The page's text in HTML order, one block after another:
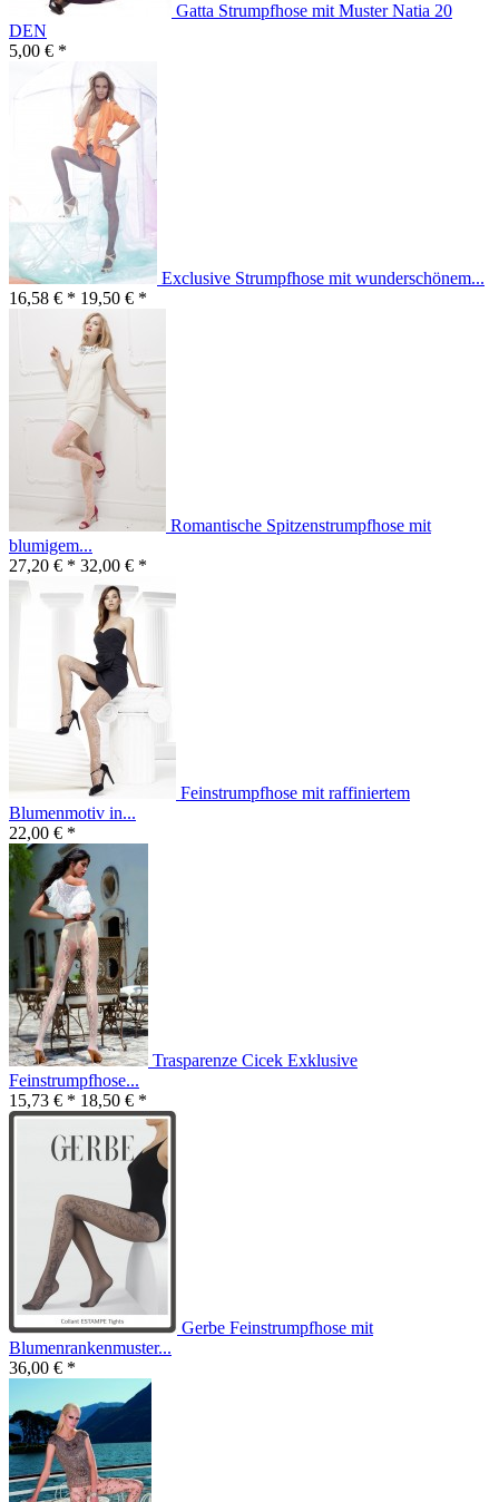
Gatta Strumpfhose mit Muster Natia 20
DEN
5,00 € *
Exclusive Strumpfhose mit wunderschönem...
16,58 € * 19,50 € *
Romantische Spitzenstrumpfhose mit
blumigem...
27,20 € * 32,00 € *
Feinstrumpfhose mit raffiniertem
Blumenmotiv in...
22,00 € *
Trasparenze Cicek Exklusive
Feinstrumpfhose...
15,73 € * 18,50 € *
Gerbe Feinstrumpfhose mit
Blumenrankenmuster...
36,00 € *